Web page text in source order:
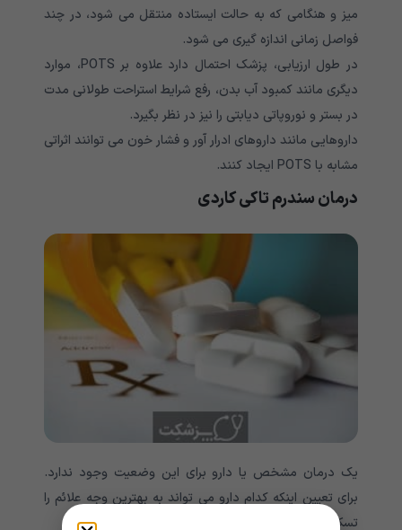
میز و هنگامی که به حالت ایستاده منتقل می شود، در چند
فواصل زمانی اندازه گیری می شود.
در طول ارزیابی، پزشک احتمال دارد علاوه بر
موارد
دیگری مانند کمبود آب بدن، رفع شرایط استراحت طولانی مدت
در بستر و نوروپاتی دیابتی را نیز در نظر بگیرد.
داروهایی مانند داروهای ادرار آور و فشار خون می توانند اثراتی
مشابه با
ایجاد کنند.
درمان سندرم تاکی کاردی
یک درمان مشخص یا دارو برای این وضعیت وجود ندارد.
برای تعیین اینکه کدام دارو می تواند به بهترین وجه علائم را
تسکین دهد شاید به آزمایش و خطا نیاز باشد.